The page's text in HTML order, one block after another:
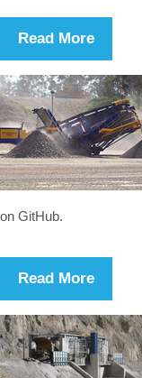
Read More
on GitHub.
Read More